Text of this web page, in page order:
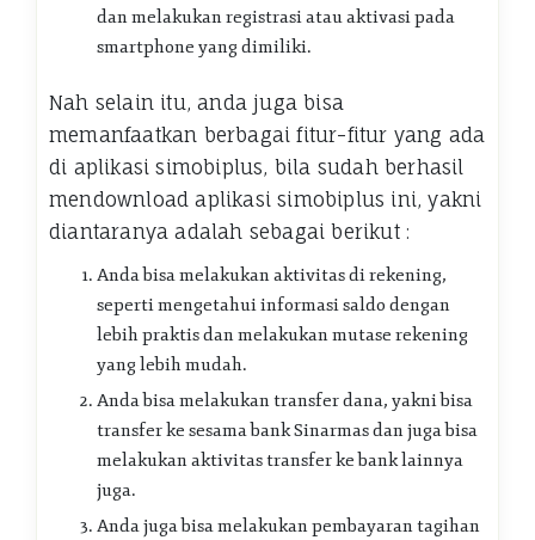
dan melakukan registrasi atau aktivasi pada
smartphone yang dimiliki.
Nah selain itu, anda juga bisa
memanfaatkan berbagai fitur-fitur yang ada
di aplikasi simobiplus, bila sudah berhasil
mendownload aplikasi simobiplus ini, yakni
diantaranya adalah sebagai berikut :
Anda bisa melakukan aktivitas di rekening,
seperti mengetahui informasi saldo dengan
lebih praktis dan melakukan mutase rekening
yang lebih mudah.
Anda bisa melakukan transfer dana, yakni bisa
transfer ke sesama bank Sinarmas dan juga bisa
melakukan aktivitas transfer ke bank lainnya
juga.
Anda juga bisa melakukan pembayaran tagihan